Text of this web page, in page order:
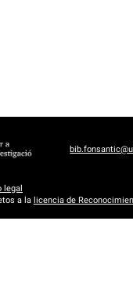
legal
a la licencia de